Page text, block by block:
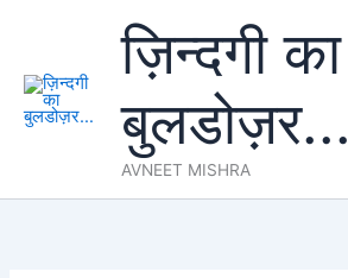
content
ज़िन्दगी का
बुलडोज़र...
AVNEET MISHRA